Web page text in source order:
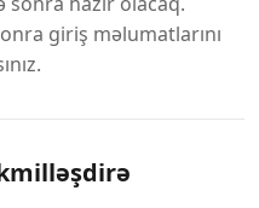
giriş məlumatlarını